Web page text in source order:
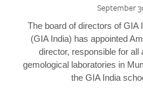
September
The board of directors of GIA
(GIA India) has appointed
director, responsible for all
gemological laboratories in
the GIA India